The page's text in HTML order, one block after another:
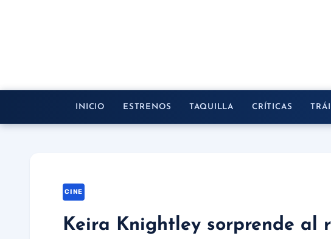
INICIO ESTRENOS TAQUILLA CRÍTICAS
CINE
Keira Knightley sorprende al